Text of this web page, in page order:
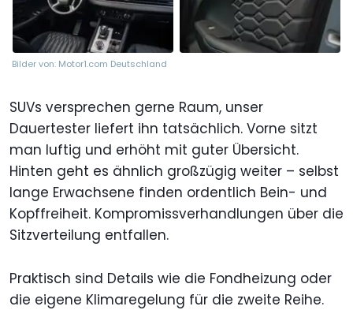
Bilder von: Motor1.com Deutschland
SUVs versprechen gerne Raum, unser
Dauertester liefert ihn tatsächlich. Vorne sitzt
man luftig und erhöht mit guter Übersicht.
Hinten geht es ähnlich großzügig weiter – selbst
lange Erwachsene finden ordentlich Bein- und
Kopffreiheit. Kompromissverhandlungen über die
Sitzverteilung entfallen.
Praktisch sind Details wie die Fondheizung oder
die eigene Klimaregelung für die zweite Reihe.